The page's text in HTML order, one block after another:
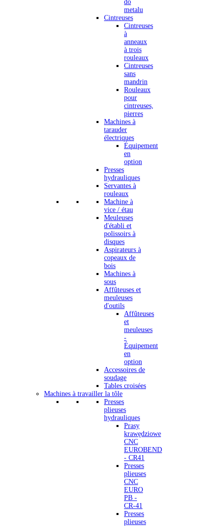
do
metalu
Cintreuses
Cintreuses
à
anneaux
à trois
rouleaux
Cintreuses
sans
mandrin
Rouleaux
pour
cintreuses,
pierres
Machines à
tarauder
électriques
Équipement
en
option
Presses
hydrauliques
Servantes à
rouleaux
Machine à
vice / étau
Meuleuses
d'établi et
polissoirs à
disques
Aspirateurs à
copeaux de
bois
Machines à
sous
Affûteuses et
meuleuses
d'outils
Affûteuses
et
meuleuses
-
Équipement
en
option
Accessoires de
soudage
Tables croisées
Machines à travailler la tôle
Presses
plieuses
hydrauliques
Prasy
krawędziowe
CNC
EUROBEND
- CR41
Presses
plieuses
CNC
EURO
PB -
CR-41
Presses
plieuses